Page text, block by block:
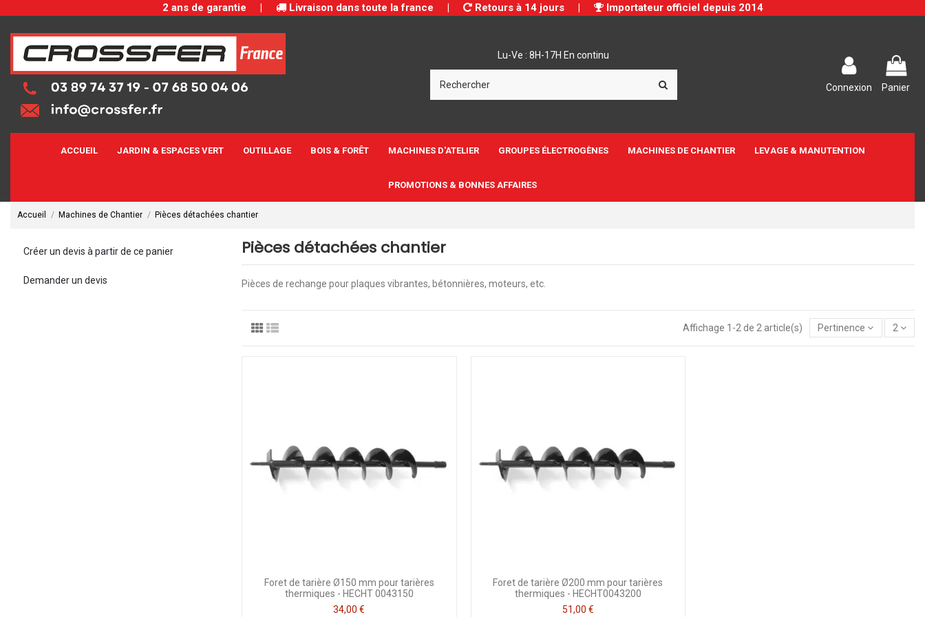
2 ans de garantie | Livraison dans toute la france | Retours à 14 jours | Importateur officiel depuis 2014
Lu-Ve : 8H-17H En continu
Connexion Panier
ACCUEIL JARDIN & ESPACES VERT OUTILLAGE BOIS & FORÊT MACHINES D'ATELIER GROUPES ÉLECTROGÈNES MACHINES DE CHANTIER LEVAGE & MANUTENTION
PROMOTIONS & BONNES AFFAIRES
Accueil Machines de Chantier Pièces détachées chantier
Pièces détachées chantier
Pièces de rechange pour plaques vibrantes, bétonnières, moteurs, etc.
Affichage 1-2 de 2 article(s) Pertinence 2
Foret de tarière Ø150 mm pour tarières
thermiques - HECHT 0043150
34,00 €
Foret de tarière Ø200 mm pour tarières
thermiques - HECHT0043200
51,00 €
Créer un devis à partir de ce panier
Demander un devis